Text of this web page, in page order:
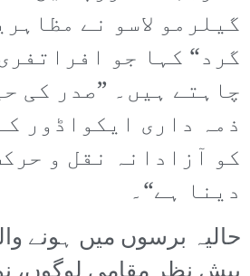
گیلرمو لاسو نے
گرد“ کہا جو
چاہتے ہیں۔ ”صدر کی
ذمہ داری ایکواڈور
کو آزادانہ نقل و
دینا ہے“۔
حالیہ برسوں میں ہونے